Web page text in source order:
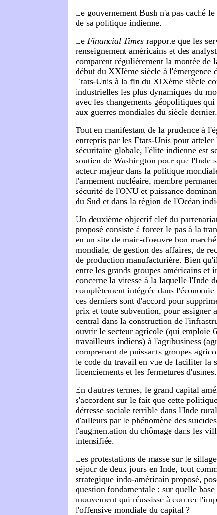
Le gouvernement Bush n'a pas caché
de sa politique indienne.
Le Financial Times rapporte que les
renseignement américains et des
comparent régulièrement la montée de
début du XXIème siècle à l'émergence
Etats-Unis à la fin du XIXème siècle
industrielles les plus dynamiques du
avec les changements géopolitiques
aux guerres mondiales du siècle dernier.
Tout en manifestant de la prudence à
entrepris par les Etats-Unis pour atteler
sécuritaire globale, l'élite indienne est
soutien de Washington pour que l'Inde
acteur majeur dans la politique
l'armement nucléaire, membre
sécurité de l'ONU et puissance
du Sud et dans la région de l'Océan
Un deuxième objectif clef du
proposé consiste à forcer le pas à la
en un site de main-d'oeuvre bon
mondiale, de gestion des affaires, de
de production manufacturière. Bien
entre les grands groupes américains et
concerne la vitesse à la laquelle l'Inde
complètement intégrée dans
ces derniers sont d'accord pour
prix et toute subvention, pour assigner
central dans la construction de
ouvrir le secteur agricole (qui emploie
travailleurs indiens) à l'agribusiness
comprenant de puissants groupes
le code du travail en vue de faciliter la
licenciements et les fermetures d'usines.
En d'autres termes, le grand capital
s'accordent sur le fait que cette
détresse sociale terrible dans l'Inde
d'ailleurs par le phénomène des
l'augmentation du chômage dans les
intensifiée.
Les protestations de masse sur le
séjour de deux jours en Inde, tout
stratégique indo-américain proposé,
question fondamentale : sur quelle
mouvement qui réussisse à contrer
l'offensive mondiale du capital ?